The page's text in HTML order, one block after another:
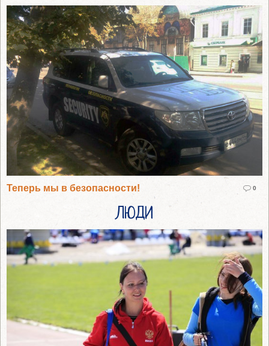
Теперь мы в безопасности! 0
ЛЮДИ